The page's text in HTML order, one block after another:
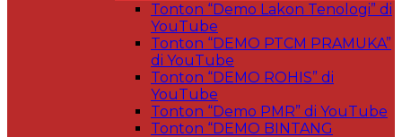
Tonton “Demo Lakon Tenologi” di
YouTube
Tonton “DEMO PTCM PRAMUKA”
di YouTube
Tonton “DEMO ROHIS” di
YouTube
Tonton “Demo PMR” di YouTube
Tonton “DEMO BINTANG